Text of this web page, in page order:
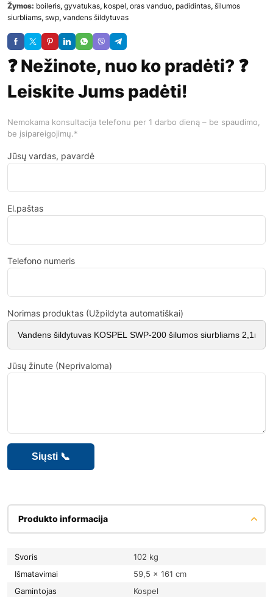
Žymos: boileris, gyvatukas, kospel, oras vanduo, padidintas, šilumos
siurbliams, swp, vandens šildytuvas
❓ Nežinote, nuo ko pradėti? ❓
Leiskite Jums padėti!
Nemokama konsultacija telefonu per 1 darbo dieną – be spaudimo,
be įsipareigojimų.*
Jūsų vardas, pavardė
El.paštas
Telefono numeris
Norimas produktas (Užpildyta automatiškai)
Jūsų žinute (Neprivaloma)
Produkto informacija
Svoris
102 kg
Išmatavimai
59,5 × 161 cm
Gamintojas
Kospel